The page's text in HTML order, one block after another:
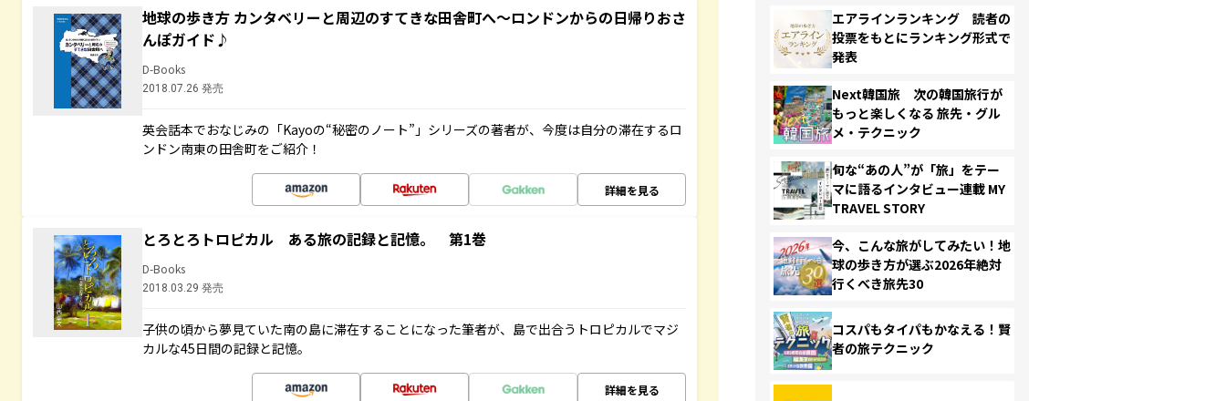
地球の歩き方 カンタベリーと周辺のすてきな田舎町へ～ロンドンからの日帰りおさ
んぽガイド♪
D-Books
2018.07.26 発売
英会話本でおなじみの「Kayoの“秘密のノート”」シリーズの著者が、今度は自分の滞在するロ
ンドン南東の田舎町をご紹介！
詳細を見る
とろとろトロピカル ある旅の記録と記憶。 第1巻
D-Books
2018.03.29 発売
子供の頃から夢見ていた南の島に滞在することになった筆者が、島で出合うトロピカルでマジ
カルな45日間の記録と記憶。
詳細を見る
エアラインランキング 読者の
投票をもとにランキング形式で
発表
Next韓国旅 次の韓国旅行が
もっと楽しくなる 旅先・グル
メ・テクニック
旬な“あの人”が「旅」をテー
マに語るインタビュー連載 MY
TRAVEL STORY
今、こんな旅がしてみたい！地
球の歩き方が選ぶ2026年絶対
行くべき旅先30
コスパもタイパもかなえる！賢
者の旅テクニック